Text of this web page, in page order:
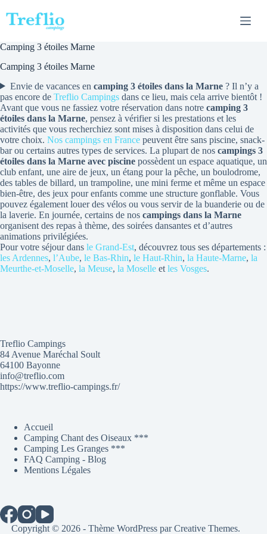
au
contenu
Camping 3 étoiles Marne
Camping 3 étoiles Marne
Envie de vacances en camping 3 étoiles dans la Marne? Il n’y a
pas encore de Treflio Campings dans ce lieu, mais cela arrive bientôt !
Avant que vous ne fassiez votre réservation dans notre camping 3
étoiles dans la Marne, pensez à vérifier si les prestations et les
activités que vous recherchiez sont mises à disposition dans celui de
votre choix. Nos campings en France peuvent être sans piscine, snack-
bar ou certains autres types de services. La plupart de nos campings 3
étoiles dans la Marne avec piscine possèdent un espace aquatique, un
club enfant, une aire de jeux, un étang pour la pêche, un boulodrome,
des tables de billard, un trampoline, une mini ferme et même un espace
bien-être, des jeux pour enfants comme une structure gonflable. Vous
pouvez également louer des vélos ou vous servir de la buanderie ou de
la laverie. En journée, certains de nos campings dans la Marne
organisent des repas à thème, des soirées dansantes et d’autres
animations privilégiées.
Pour votre séjour dans le Grand-Est, découvrez tous ses départements :
les Ardennes, l’Aube, le Bas-Rhin, le Haut-Rhin, la Haute-Marne, la
Meurthe-et-Moselle, la Meuse, la Moselle et les Vosges.
Treflio Campings
84 Avenue Maréchal Soult
64100 Bayonne
info@treflio.com
https://www.treflio-campings.fr/
Accueil
Camping Chant des Oiseaux ***
Camping Les Granges ***
FAQ Camping - Blog
Mentions Légales
Copyright © 2026 - Thème WordPress parCreative Themes.